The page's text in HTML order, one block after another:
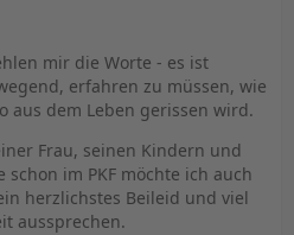
mir die Worte - es ist
erfahren zu müssen, wie
aus dem Leben gerissen wird.
Frau, seinen Kindern und
im PKF möchte ich auch
herzlichstes Beileid und viel
aussprechen.